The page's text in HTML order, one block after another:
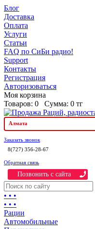
Блог
Доставка
Оплата
Услуги
Статьи
FAQ по СиБи радио!
Support
Контакты
Регистрация
Авторизоваться
Моя корзина
Товаров: 0 Сумма: 0 тг
Алмата
Заказать звонок
8(727) 356-28-67
Обратная связь
Позвонить c сайта
• • •
• • •
Рации
Автомобильные